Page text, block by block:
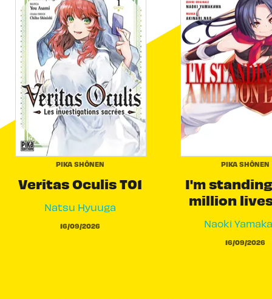
PIKA SHÔNEN
Veritas Oculis T01
Natsu Hyuuga
16/09/2026
PIKA SHÔNEN
I'm
million
Naoki
16/09/2026